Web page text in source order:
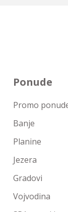
Ponude
Promo
Banje
Planine
Jezera
Gradovi
Vojvodina